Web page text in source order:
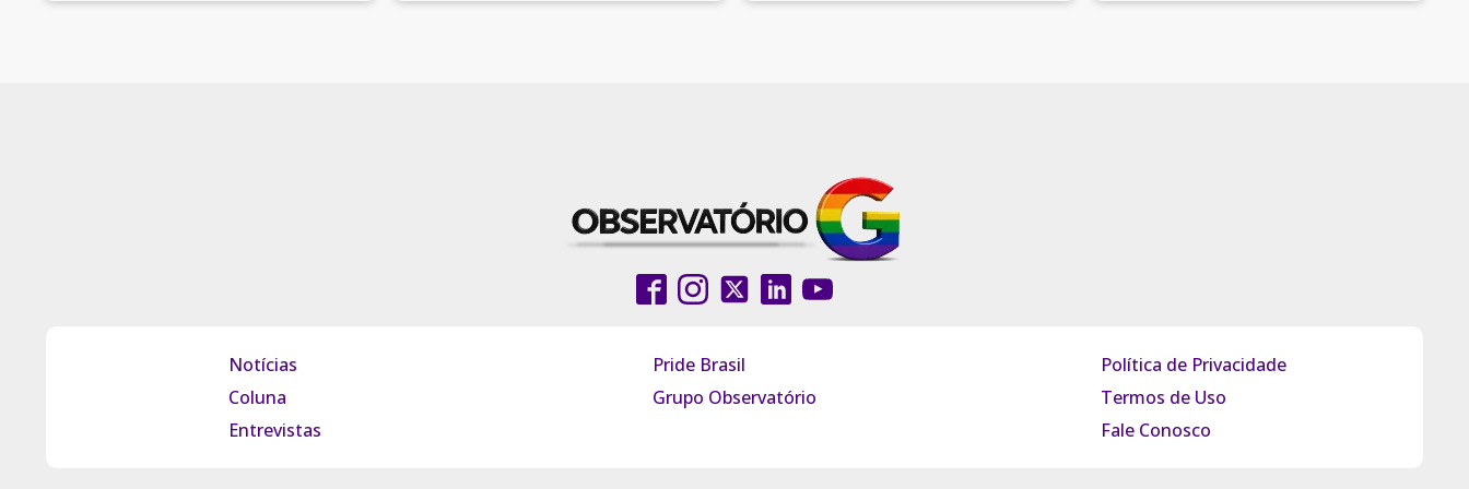
Notícias
Coluna
Entrevistas
Pride Brasil
Grupo Observatório
Política de Privacidade
Termos de Uso
Fale Conosco